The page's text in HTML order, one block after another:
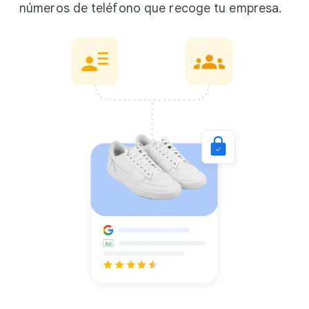
números de teléfono que recoge tu empresa.